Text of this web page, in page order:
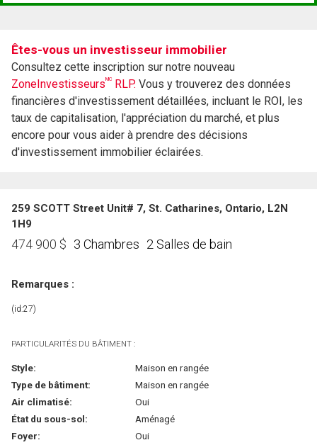
Êtes-vous un investisseur immobilier
Consultez cette inscription sur notre nouveau
ZoneInvestisseursMC RLP. Vous y trouverez des données
financières d'investissement détaillées, incluant le ROI, les
taux de capitalisation, l'appréciation du marché, et plus
encore pour vous aider à prendre des décisions
d'investissement immobilier éclairées.
259 SCOTT Street Unit# 7, St. Catharines, Ontario, L2N
1H9
474 900 $ 3 Chambres 2 Salles de bain
Remarques :
(id:27)
PARTICULARITÉS DU BÂTIMENT :
Style:
Maison en rangée
Type de bâtiment:
Maison en rangée
Air climatisé:
Oui
État du sous-sol:
Aménagé
Foyer:
Oui